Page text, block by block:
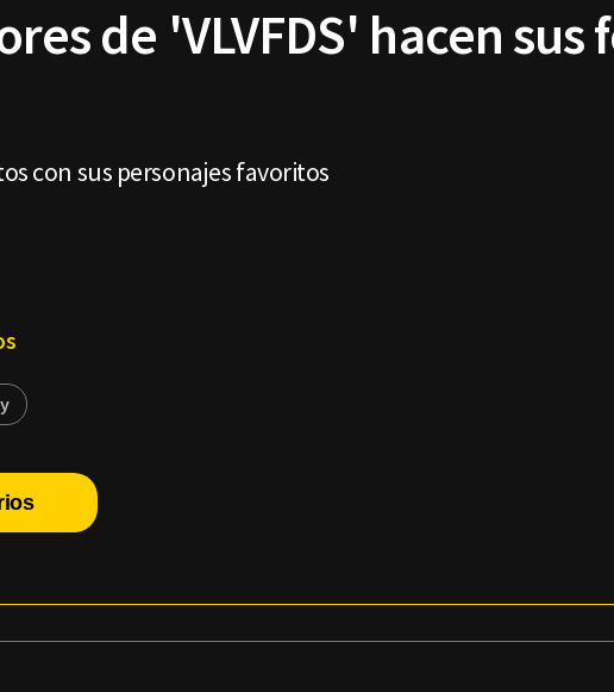
de 'VLVFDS' hacen sus
con sus personajes favoritos